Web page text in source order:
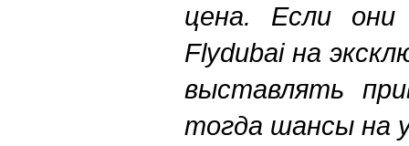
цена. Если
Flydubai на
выставлять
тогда шансы на